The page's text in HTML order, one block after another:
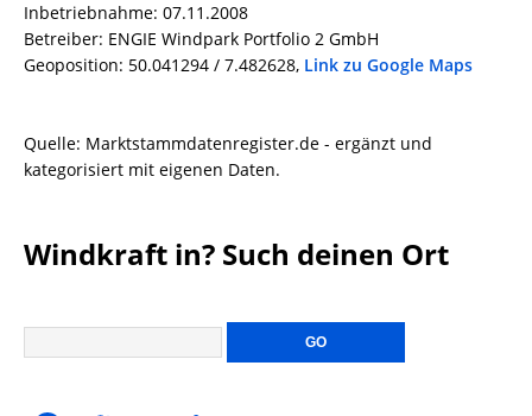
Inbetriebnahme: 07.11.2008
Betreiber: ENGIE Windpark Portfolio 2 GmbH
Geoposition: 50.041294 / 7.482628, Link zu Google Maps
Quelle: Marktstammdatenregister.de - ergänzt und
kategorisiert mit eigenen Daten.
Windkraft in? Such deinen Ort